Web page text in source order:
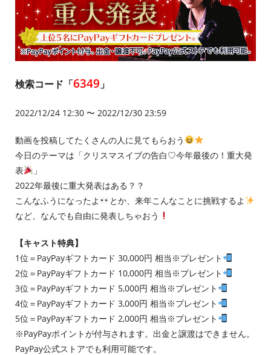
検索コード「6349 」
2022/12/24 12:30 〜 2022/12/30 23:59
動画を投稿してたくさんの人に見てもらおう
今日のテーマは「クリスマスイブの告白♡今年最後の！重大発
表
」
2022年最後に重大発表はある？？
こんなふうになったよ
とか、来年こんなことに挑戦するよ
など、なんでも自由に発表しちゃおう
【キャスト特典】
1位＝PayPayギフトカード 30,000円 相当※プレゼント
2位＝PayPayギフトカード 10,000円 相当※プレゼント
3位＝PayPayギフトカード 5,000円 相当※プレゼント
4位＝PayPayギフトカード 3,000円 相当※プレゼント
5位＝PayPayギフトカード 2,000円 相当※プレゼント
※PayPayポイントが付与されます。出金と譲渡はできません。
PayPay公式ストアでも利用可能です。